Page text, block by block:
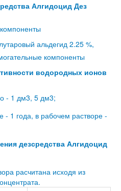
Алгидоцид Дез
альдегид 2.25 %,
компоненты
водородных ионов
- 1 дм3, 5 дм3;
- 1 года, в рабочем растворе -
дезсредства Алгидоцид
расчитана исходя из